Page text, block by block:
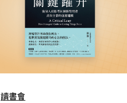
讀書會